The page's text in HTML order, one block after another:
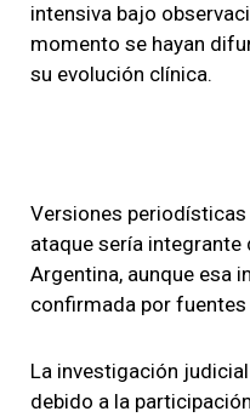
intensiva bajo
momento se hayan
su evolución clínica.
Versiones
ataque sería integrante
Argentina, aunque esa
confirmada por
La investigación
debido a la